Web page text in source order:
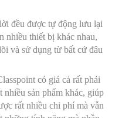
đều được tự động lưu lại
nhiều thiết bị khác nhau,
và sử dụng từ bất cứ đâu
có giá cả rất phải
sản phẩm khác, giúp
rất nhiều chi phí mà vẫn